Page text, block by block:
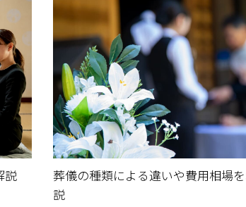
説
葬儀の種類による違いや費用相場
説